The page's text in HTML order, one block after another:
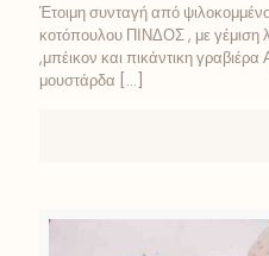
Έτοιμη συνταγή από
κοτόπουλου ΠΙΝΔΟΣ , με γέμιση
,μπέικον και πικάντικη
μουστάρδα […]